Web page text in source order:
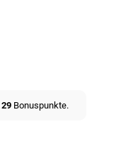
29 Bonuspunkte.